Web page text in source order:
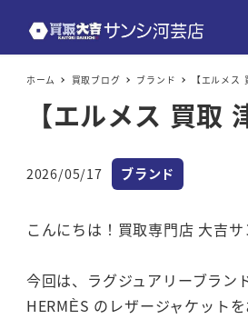
ホーム 買取ブログ ブランド 【エルメス
【エルメス 買取
投稿日
2026/05/17 カテゴリー
ブランド
こんにちは！買取専門店 大吉サ
今回は、ラグジュアリーブラン
HERMÈS のレザージャケット